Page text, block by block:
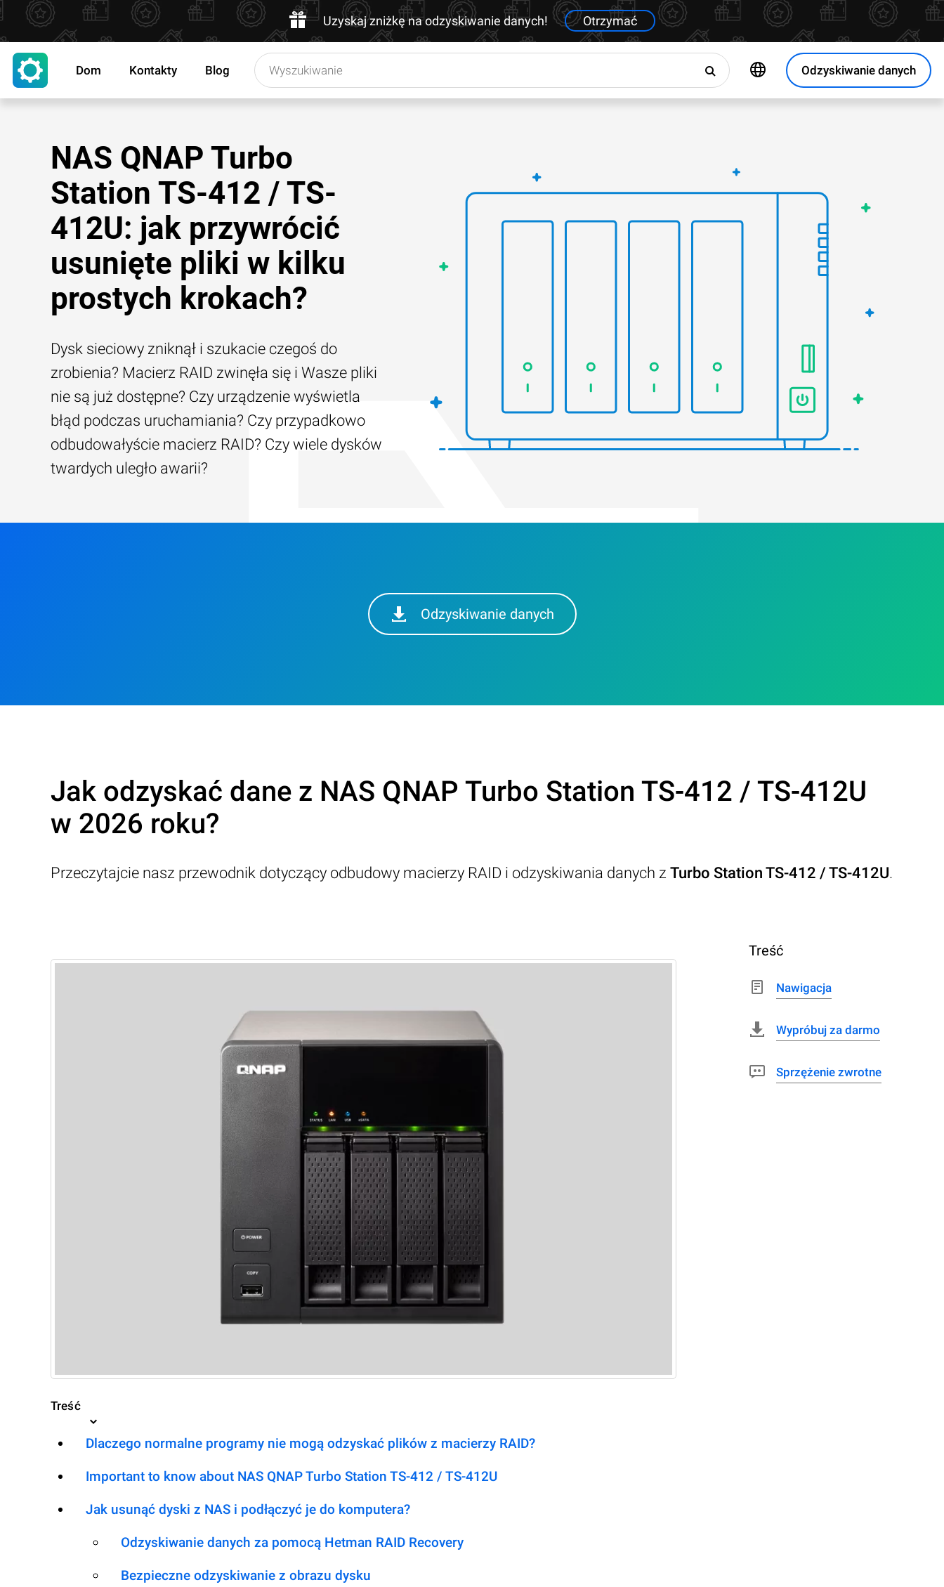
Uzyskaj zniżkę na odzyskiwanie danych! Otrzymać
Odzyskiwanie danych
Dom Kontakty Blog
NAS QNAP Turbo
Station TS-412 / TS-
412U: jak przywrócić
usunięte pliki w kilku
prostych krokach?
Dysk sieciowy zniknął i szukacie czegoś do
zrobienia? Macierz RAID zwinęła się i Wasze pliki
nie są już dostępne? Czy urządzenie wyświetla
błąd podczas uruchamiania? Czy przypadkowo
odbudowałyście macierz RAID? Czy wiele dysków
twardych uległo awarii?
Odzyskiwanie danych
Jak odzyskać dane z NAS QNAP Turbo Station TS-412 / TS-412U
w 2026 roku?
Przeczytajcie nasz przewodnik dotyczący odbudowy macierzy RAID i odzyskiwania danych z Turbo Station TS-412 / TS-412U.
Treść
Dlaczego normalne programy nie mogą odzyskać plików z macierzy RAID?
Important to know about NAS QNAP Turbo Station TS-412 / TS-412U
Jak usunąć dyski z NAS i podłączyć je do komputera?
Odzyskiwanie danych za pomocą Hetman RAID Recovery
Bezpieczne odzyskiwanie z obrazu dysku
Treść
Nawigacja
Wypróbuj za darmo
Sprzężenie zwrotne